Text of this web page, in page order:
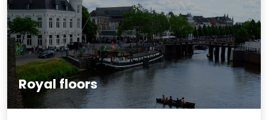
Royal floors